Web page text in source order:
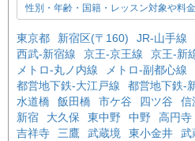
性別・年齢・国籍・レッスン対象や料
東京都 新宿区(〒160) JR-山手線
西武-新宿線
京王-京王線 京王-新
メトロ-丸ノ内線
メトロ-副都心線
都営地下鉄-大江戸線
都営地下鉄-
水道橋
飯田橋 市ケ谷 四ツ谷 信
新宿
大久保 東中野 中野 高円寺
吉祥寺
三鷹 武蔵境 東小金井 武